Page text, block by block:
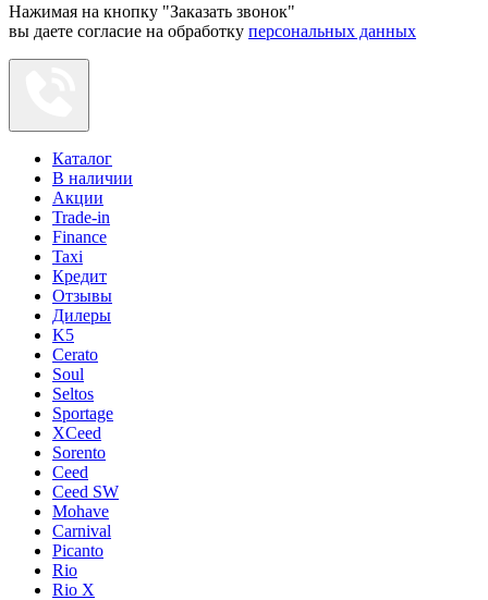
Нажимая на кнопку "Заказать звонок"
вы даете согласие на обработку персональных данных
Каталог
В наличии
Акции
Trade-in
Finance
Taxi
Кредит
Отзывы
Дилеры
K5
Cerato
Soul
Seltos
Sportage
XCeed
Sorento
Ceed
Ceed SW
Mohave
Carnival
Picanto
Rio
Rio X